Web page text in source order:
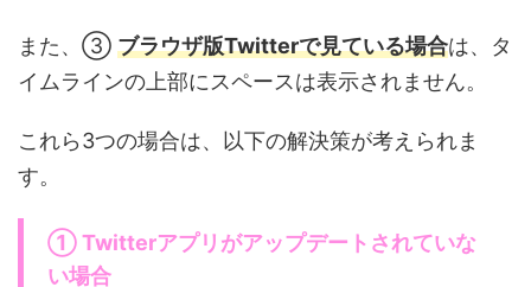
また、③ ブラウザ版Twitterで見ている場合は、タ
イムラインの上部にスペースは表示されません。
これら3つの場合は、以下の解決策が考えられま
す。
① Twitterアプリがアップデートされていな
い場合